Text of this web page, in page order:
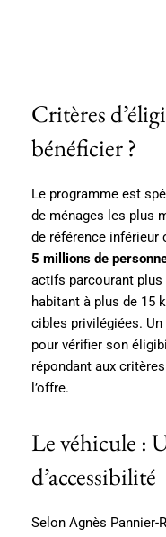
Critères
bénéficier ?
Le programme est
de ménages les plus
de référence inférieur
5 millions de
actifs parcourant plus
habitant à plus de 15
cibles privilégiées.
pour vérifier son
répondant aux
l’offre.
Le véhicule :
d’accessibilité
Selon Agnès Pannier-